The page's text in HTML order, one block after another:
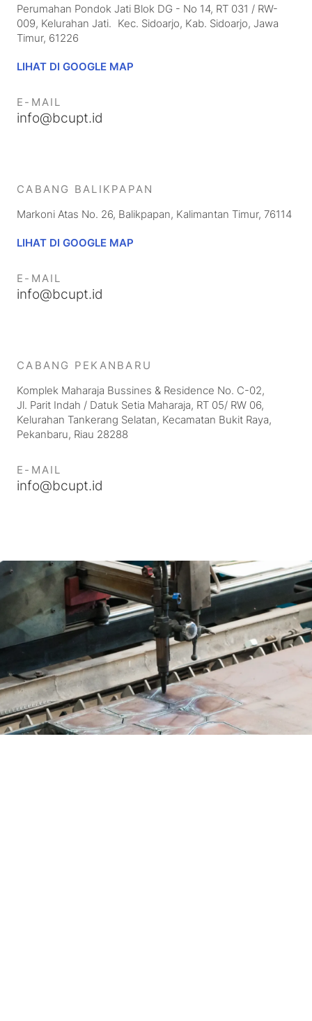
Perumahan Pondok Jati Blok DG - No 14, RT 031 / RW-
009, Kelurahan Jati. Kec. Sidoarjo, Kab. Sidoarjo, Jawa
Timur, 61226
LIHAT DI GOOGLE MAP
E-MAIL
info@bcupt.id
CABANG BALIKPAPAN
Markoni Atas No. 26, Balikpapan, Kalimantan Timur, 76114
LIHAT DI GOOGLE MAP
E-MAIL
info@bcupt.id
CABANG PEKANBARU
Komplek Maharaja Bussines & Residence No. C-02,
Jl. Parit Indah / Datuk Setia Maharaja, RT 05/ RW 06,
Kelurahan Tankerang Selatan, Kecamatan Bukit Raya,
Pekanbaru, Riau 28288
E-MAIL
info@bcupt.id